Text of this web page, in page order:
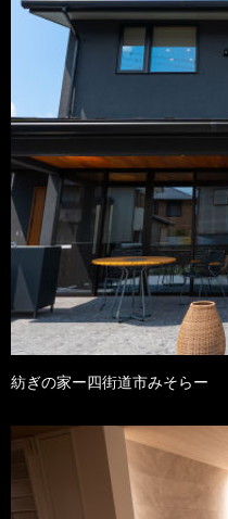
紡ぎの家ー四街道市みそらー